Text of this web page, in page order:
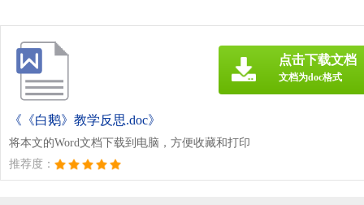
《《白鹅》教学反思.doc》
将本文的Word文档下载到电脑，方便收藏和打印
推荐度：
点击下载文档
文档为doc格式